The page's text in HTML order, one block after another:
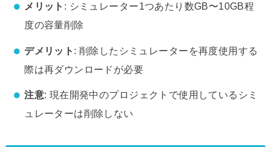
メリット : シミュレーター1つあたり数GB〜10GB程
度の容量削除
デメリット : 削除したシミュレーターを再度使用する
際は再ダウンロードが必要
注意: 現在開発中のプロジェクトで使用しているシミ
ュレーターは削除しない